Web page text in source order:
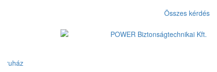
Összes kérdés